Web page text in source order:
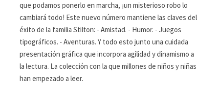
que podamos ponerlo en marcha, ¡un misterioso robo lo
cambiará todo! Este nuevo número mantiene las claves del
éxito de la familia Stilton: - Amistad. - Humor. - Juegos
tipográficos. - Aventuras. Y todo esto junto una cuidada
presentación gráfica que incorpora agilidad y dinamismo a
la lectura. La colección con la que millones de niños y niñas
han empezado a leer.